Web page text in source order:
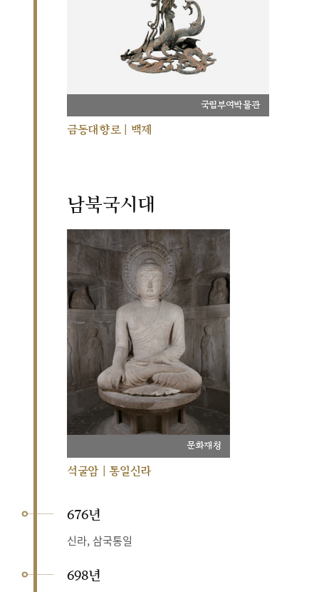
국립부여박물관
금동대향로 | 백제
남북국시대
문화재청
석굴암 | 통일신라
676년
신라, 삼국통일
698년